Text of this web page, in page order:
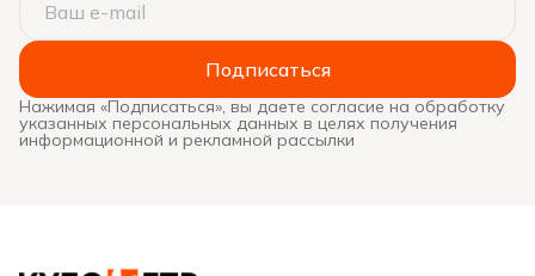
Подписаться
Нажимая «Подписаться», вы даете согласие на обработку
указанных персональных данных в целях получения
информационной и рекламной рассылки